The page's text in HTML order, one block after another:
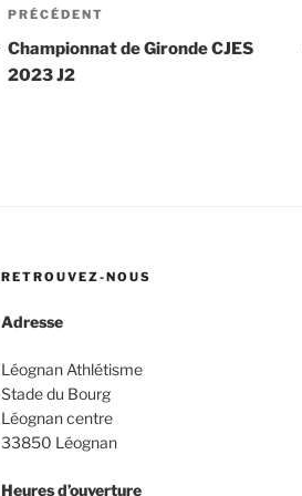
de
l’article
Article
précédent
PRÉCÉDENT
Championnat de Gironde CJES
2023 J2
RETROUVEZ-NOUS
Adresse
Léognan Athlétisme
Stade du Bourg
Léognan centre
33850 Léognan
Heures d’ouverture